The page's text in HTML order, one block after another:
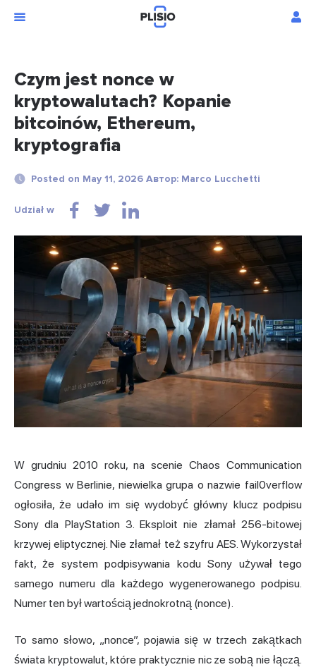
Czym jest nonce w
kryptowalutach? Kopanie
bitcoinów, Ethereum,
kryptografia
Posted on May 11, 2026 Автор: Marco Lucchetti
Udział w
W grudniu 2010 roku, na scenie Chaos Communication
Congress w Berlinie, niewielka grupa o nazwie fail0verflow
ogłosiła, że udało im się wydobyć główny klucz podpisu
Sony dla PlayStation 3. Eksploit nie złamał 256-bitowej
krzywej eliptycznej. Nie złamał też szyfru AES. Wykorzystał
fakt, że system podpisywania kodu Sony używał tego
samego numeru dla każdego wygenerowanego podpisu.
Numer ten był wartością jednokrotną (nonce).
To samo słowo, „nonce”, pojawia się w trzech zakątkach
świata kryptowalut, które praktycznie nic ze sobą nie łączą.